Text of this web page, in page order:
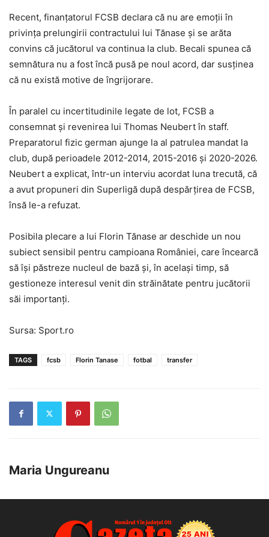
Recent, finanțatorul FCSB declara că nu are emoții în
privința prelungirii contractului lui Tănase și se arăta
convins că jucătorul va continua la club. Becali spunea că
semnătura nu a fost încă pusă pe noul acord, dar susținea
că nu există motive de îngrijorare.
În paralel cu incertitudinile legate de lot, FCSB a
consemnat și revenirea lui Thomas Neubert în staff.
Preparatorul fizic german ajunge la al patrulea mandat la
club, după perioadele 2012-2014, 2015-2016 și 2020-2026.
Neubert a explicat, într-un interviu acordat luna trecută, că
a avut propuneri din Superligă după despărțirea de FCSB,
însă le-a refuzat.
Posibila plecare a lui Florin Tănase ar deschide un nou
subiect sensibil pentru campioana României, care încearcă
să își păstreze nucleul de bază și, în același timp, să
gestioneze interesul venit din străinătate pentru jucătorii
săi importanți.
Sursa: Sport.ro
TAGS fcsb Florin Tanase fotbal transfer
Maria Ungureanu